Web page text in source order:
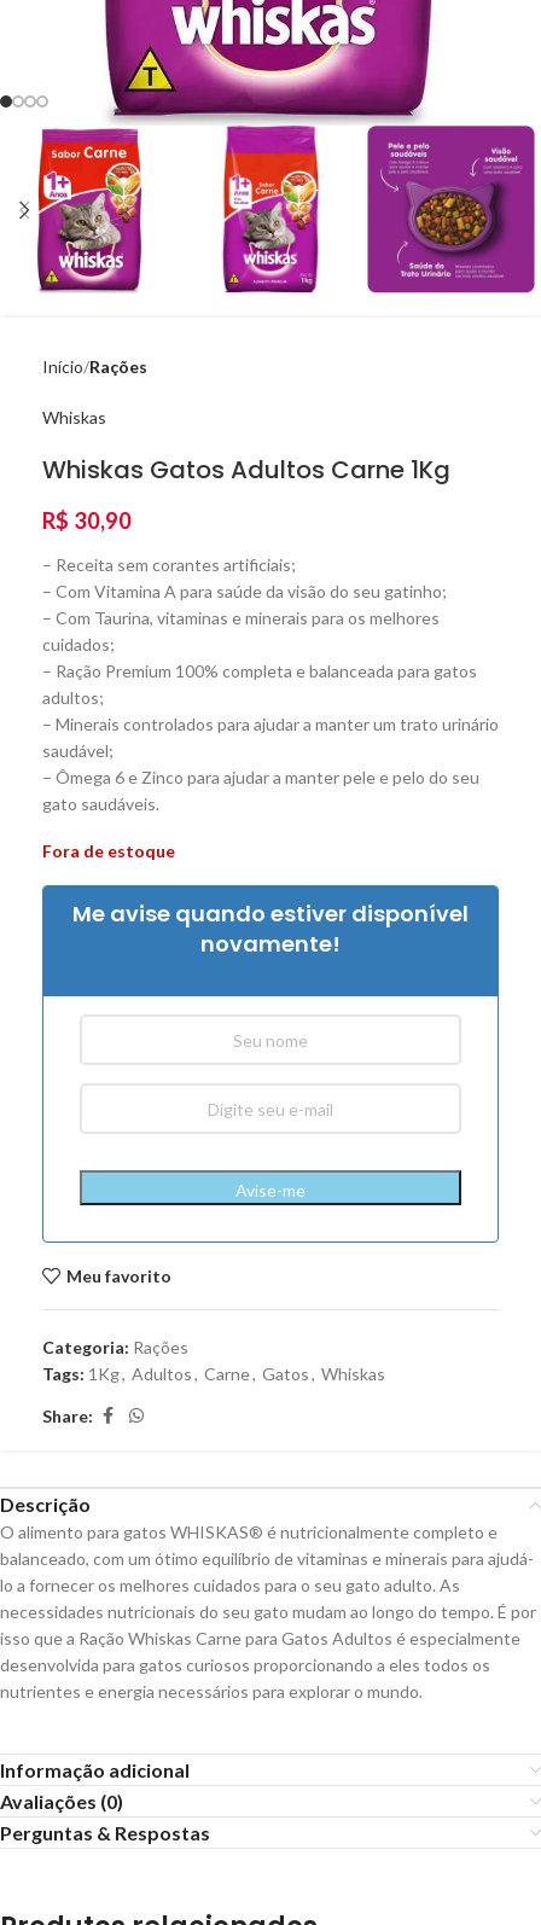
Início Rações
Whiskas
Whiskas Gatos Adultos Carne 1Kg
R$ 30,90
– Receita sem corantes artificiais;
– Com Vitamina A para saúde da visão do seu gatinho;
– Com Taurina, vitaminas e minerais para os melhores
cuidados;
– Ração Premium 100% completa e balanceada para gatos
adultos;
– Minerais controlados para ajudar a manter um trato urinário
saudável;
– Ômega 6 e Zinco para ajudar a manter pele e pelo do seu
gato saudáveis.
Fora de estoque
Me avise quando estiver disponível
novamente!
Avise-me
Meu favorito
Categoria: Rações
Tags: 1Kg, Adultos, Carne, Gatos, Whiskas
Share:
Descrição
O alimento para gatos WHISKAS® é nutricionalmente completo e
balanceado, com um ótimo equilíbrio de vitaminas e minerais para ajudá-
lo a fornecer os melhores cuidados para o seu gato adulto. As
necessidades nutricionais do seu gato mudam ao longo do tempo. É por
isso que a Ração Whiskas Carne para Gatos Adultos é especialmente
desenvolvida para gatos curiosos proporcionando a eles todos os
nutrientes e energia necessários para explorar o mundo.
Informação adicional
Avaliações (0)
Perguntas & Respostas